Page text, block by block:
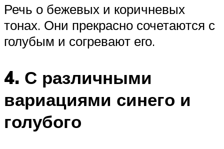
Речь о бежевых и коричневых
тонах. Они прекрасно сочетаются с
голубым и согревают его.
4. С различными
вариациями синего и
голубого